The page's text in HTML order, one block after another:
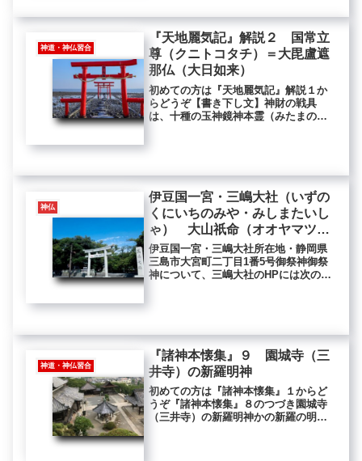
は...
神道・神仏習合
『天地麗気記』解説２ 国常立
尊（クニトコタチ）＝大毘盧遮
那仏（大日如来）
初めての方は『天地麗気記』解説１か
らどうぞ【書き下し文】神財の戦具
は、十種の玉神鏡神本霊（みたまのみ
て無量無...
神仏
伊豆国一宮・三嶋大社（いずの
くにいちのみや・みしまたいし
ゃ） 大山祇命（オオヤマツ
ミ）
伊豆国一宮・三嶋大社所在地・静岡県
三島市大宮町二丁目1番5号御祭神御祭
神について、三嶋大社のHPには次のよ
神道・神仏習合
『諸神本懐集』９ 園城寺（三
井寺）の新羅明神
初めての方は『諸神本懐集』１からど
うぞ『諸神本懐集』８のつづき園城寺
（三井寺）の新羅明神かの新羅の明神